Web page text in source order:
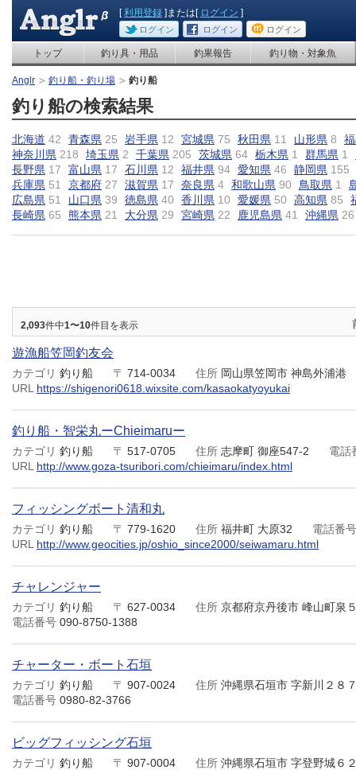
[利用登録 ]または[ ログイン ]
ログイン ログイン ログイン
トップ 釣り具・用品 釣果報告 釣り物・対象魚
Anglr 釣り船・釣り場 釣り船
釣り船の検索結果
北海道 42 青森県 25 岩手県 12 宮城県 75 秋田県 11 山形県 8
神奈川県 218 埼玉県 2 千葉県 205 茨城県 64 栃木県 1 群馬県 1
長野県 17 富山県 17 石川県 12 福井県 94 愛知県 46 静岡県 155
兵庫県 51 京都府 27 滋賀県 17 奈良県 4 和歌山県 90 鳥取県 1
広島県 51 山口県 39 徳島県 40 香川県 10 愛媛県 50 高知県 85
長崎県 65 熊本県 21 大分県 29 宮崎県 22 鹿児島県 41 沖縄県 26
2,093件中1〜10件目を表示
遊漁船笠岡釣友会
カテゴリ 釣り船 〒 714-0034 住所 岡山県笠岡市 神島外浦港
URL https://shigenori0618.wixsite.com/kasaokatyoyukai
釣り船・智栄丸ーChieimaruー
カテゴリ 釣り船 〒 517-0705 住所 志摩町 御座547-2
電話
URL http://www.goza-tsuribori.com/chieimaru/index.html
フィッシングボート清和丸
カテゴリ 釣り船 〒 779-1620 住所 福井町 大原32
電話番号
URL http://www.geocities.jp/oshio_since2000/seiwamaru.html
チャレンジャー
カテゴリ 釣り船 〒 627-0034 住所 京都府京丹後市 峰山町泉
電話番号 090-8750-1388
チャーター・ボート石垣
カテゴリ 釣り船 〒 907-0024 住所 沖縄県石垣市 字新川２８
電話番号 0980-82-3766
ビッグフィッシング石垣
カテゴリ 釣り船 〒 907-0004 住所 沖縄県石垣市 字登野城６